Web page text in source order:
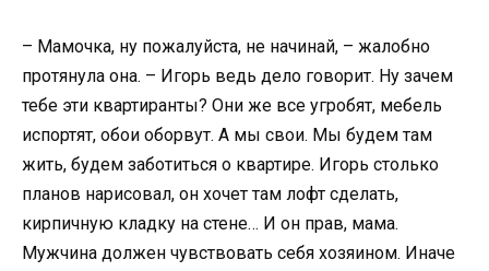
– Мамочка, ну пожалуйста, не начинай, – жалобно
протянула она. – Игорь ведь дело говорит. Ну зачем
тебе эти квартиранты? Они же все угробят, мебель
испортят, обои оборвут. А мы свои. Мы будем там
жить, будем заботиться о квартире. Игорь столько
планов нарисовал, он хочет там лофт сделать,
кирпичную кладку на стене… И он прав, мама.
Мужчина должен чувствовать себя хозяином. Иначе